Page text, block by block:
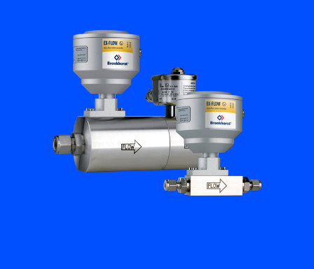
Bronkhorst
Neem contact op